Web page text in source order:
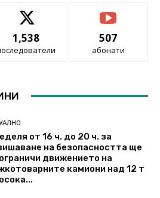
1,538 507
абонати
от 16 ч. до 20 ч. за
на безопасността ще
движението на
камиони над 12 т